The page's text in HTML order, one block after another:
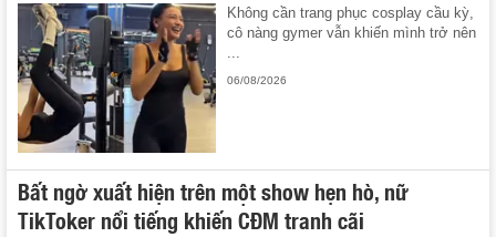
Không cần trang phục cosplay cầu kỳ,
cô nàng gymer vẫn khiến mình trở nên
...
06/08/2026
Bất ngờ xuất hiện trên một show hẹn hò, nữ
TikToker nổi tiếng khiến CĐM tranh cãi